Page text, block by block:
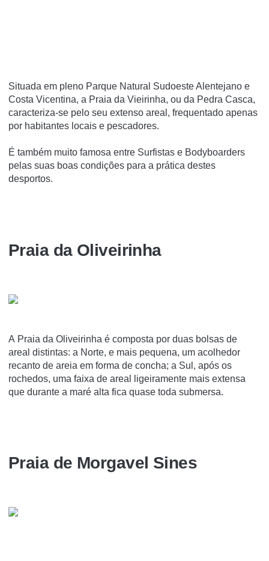
Situada em pleno Parque Natural Sudoeste Alentejano e
Costa Vicentina, a Praia da Vieirinha, ou da Pedra Casca,
caracteriza-se pelo seu extenso areal, frequentado apenas
por habitantes locais e pescadores.
É também muito famosa entre Surfistas e Bodyboarders
pelas suas boas condições para a prática destes
desportos.
Praia da Oliveirinha
A Praia da Oliveirinha é composta por duas bolsas de
areal distintas: a Norte, e mais pequena, um acolhedor
recanto de areia em forma de concha; a Sul, após os
rochedos, uma faixa de areal ligeiramente mais extensa
que durante a maré alta fica quase toda submersa.
Praia de Morgavel Sines